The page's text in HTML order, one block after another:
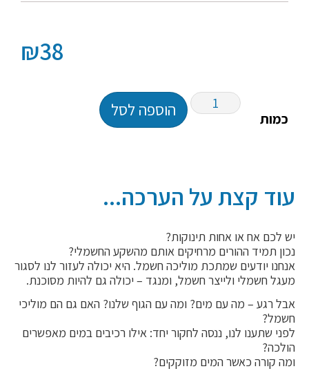
₪38
כמות הוספה לסל
עוד קצת על הערכה...
יש לכם אח או אחות תינוקות?
נכון תמיד ההורים מרחיקים אותם מהשקע החשמלי?
אנחנו יודעים שמתכת מוליכה חשמל. היא יכולה לעזור לנו לסגור
מעגל חשמלי ולייצר חשמל, ומנגד – יכולה גם להיות מסוכנת.
אבל רגע – מה עם מים? ומה עם הגוף שלנו? האם גם הם מוליכי
חשמל?
לפני שתענו לנו, ננסה לחקור יחד: אילו רכיבים במים מאפשרים
הולכה?
ומה קורה כאשר המים מזוקקים?